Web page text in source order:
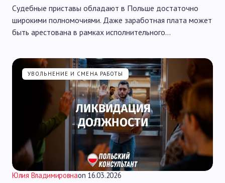
Судебные приставы обладают в Польше достаточно
широкими полномочиями. Даже заработная плата может
быть арестована в рамках исполнительного…
УВОЛЬНЕНИЕ И СМЕНА РАБОТЫ
Юлия Владимировнаon 16.03.2026